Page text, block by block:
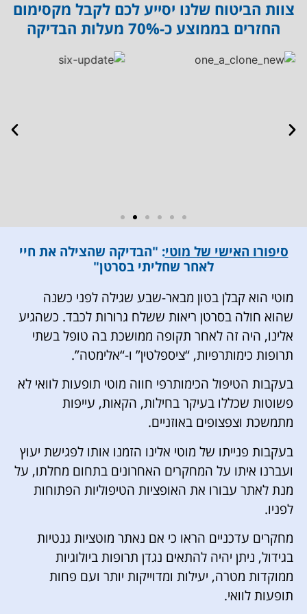
כיום אני יכולה להעיד שהחרטה היחידה שיש לי
באמת בכל המאבק הזה ב- 16 החודשים
האחרונים, הנה שלא פניתי בתחילת הדרך
פפי, ליאור, גלית ובמבה (הילדה המזונבת)
צוות הביטוח שלנו יסייע לכם לקבל מקסימום
החזרים בממוצע כ-70% מעלות הבדיקה
סיפורו האישי של מוטי: "הבדיקה שהצילה את חיי
לאחר שחליתי בסרטן"
מוטי הוא קבלן בטון מבאר-שבע שגילה לפני כשנה
שהוא חולה בסרטן ריאות ששלח גרורות לכבד. כשהגיע
אלינו, היה זה לאחר תקופה ממושכת בה טופל בשתי
תרופות כימותרפיות, “ציספלטין” ו-“אלימטה”.
בעקבות הטיפול הכימותרפי חווה מוטי תופעות לוואי לא
פשוטות שכללו בעיקר בחילות, הקאות, עייפות
מתמשכת וצפצופים באוזניים.
בעקבות פנייתו של מוטי אלינו הזמנו אותו לפגישת יעוץ
ועברנו איתו על המחקרים האחרונים בתחום מחלתו, על
מנת לאתר עבורו את האופציות הטיפוליות הפתוחות
לפניו.
מחקרים עדכניים הראו כי אם נאתר מוטציות גנטיות
בגידול, ניתן יהיה להתאים נגדן תרופות ביולוגיות
ממוקדות מטרה, יעילות ומדוייקות יותר ועם פחות
תופעות לוואי.